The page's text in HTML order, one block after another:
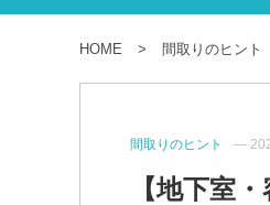
HOME 間取りのヒント
間取りのヒント —
【地下室